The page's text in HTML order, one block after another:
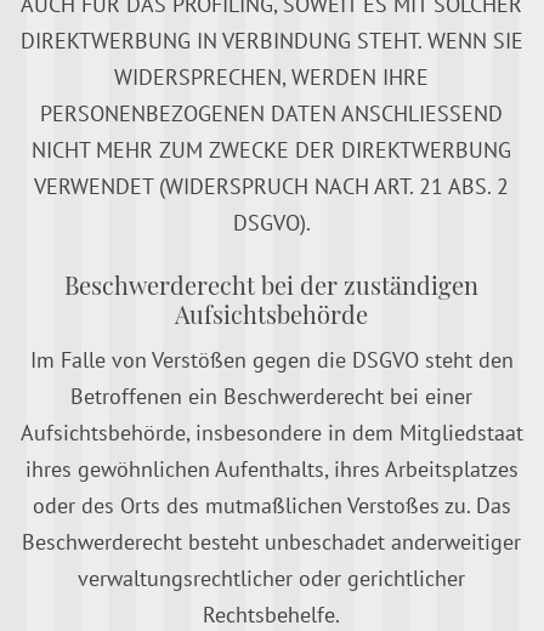
DIREKTWERBUNG IN VERBINDUNG STEHT. WENN SIE
WIDERSPRECHEN, WERDEN IHRE
PERSONENBEZOGENEN DATEN ANSCHLIESSEND
NICHT MEHR ZUM ZWECKE DER DIREKTWERBUNG
VERWENDET (WIDERSPRUCH NACH ART. 21 ABS. 2
DSGVO).
Beschwerde­recht bei der zuständigen
Aufsichts­behörde
Im Falle von Verstößen gegen die DSGVO steht den
Betroffenen ein Beschwerderecht bei einer
Aufsichtsbehörde, insbesondere in dem Mitgliedstaat
ihres gewöhnlichen Aufenthalts, ihres Arbeitsplatzes
oder des Orts des mutmaßlichen Verstoßes zu. Das
Beschwerderecht besteht unbeschadet anderweitiger
verwaltungsrechtlicher oder gerichtlicher
Rechtsbehelfe.